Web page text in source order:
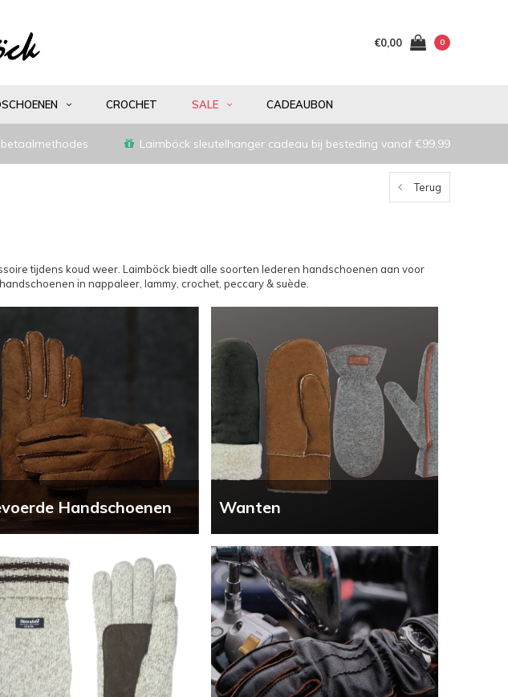
€0,00 0
CROCHET SALE CADEAUBON
Laimböck sleutelhanger cadeau bij besteding vanaf €99,99
Terug
tijdens koud weer. Laimböck biedt alle soorten lederen handschoenen aan voor
in nappaleer, lammy, crochet, peccary & suède.
Handschoenen Wanten